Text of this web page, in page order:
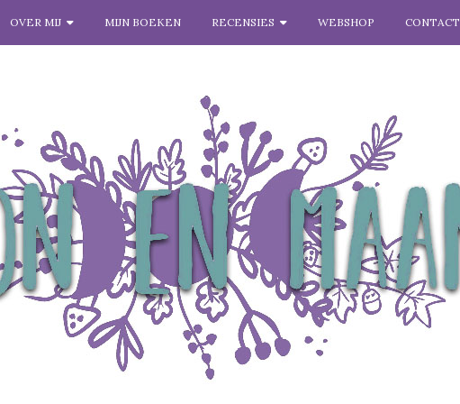
OVER MIJ MIJN BOEKEN RECENSIES WEBSHOP CONTACT